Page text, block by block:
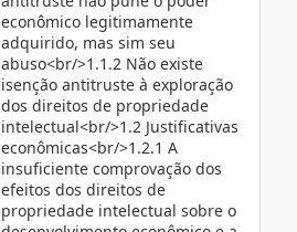
econômico legitimamente
adquirido, mas sim seu
abuso<br/>1.1.2 Não existe
isenção antitruste à exploração
dos direitos de propriedade
intelectual<br/>1.2 Justificativas
econômicas<br/>1.2.1 A
insuficiente comprovação dos
efeitos dos direitos de
propriedade intelectual sobre o